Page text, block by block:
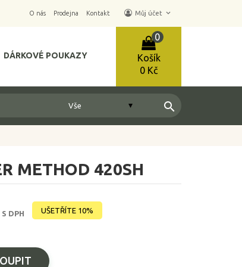
O nás Prodejna Kontakt Můj účet keyboard_arrow_down
Košík
0
0 Kč
DÁRKOVÉ POUKAZY
search
METHOD 420SH
S DPH UŠETŘÍTE 10%